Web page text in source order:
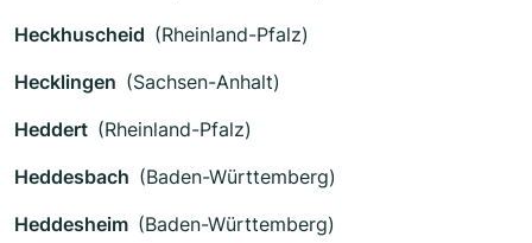
Heckhuscheid (Rheinland-Pfalz)
Hecklingen (Sachsen-Anhalt)
Heddert (Rheinland-Pfalz)
Heddesbach (Baden-Württemberg)
Heddesheim (Baden-Württemberg)